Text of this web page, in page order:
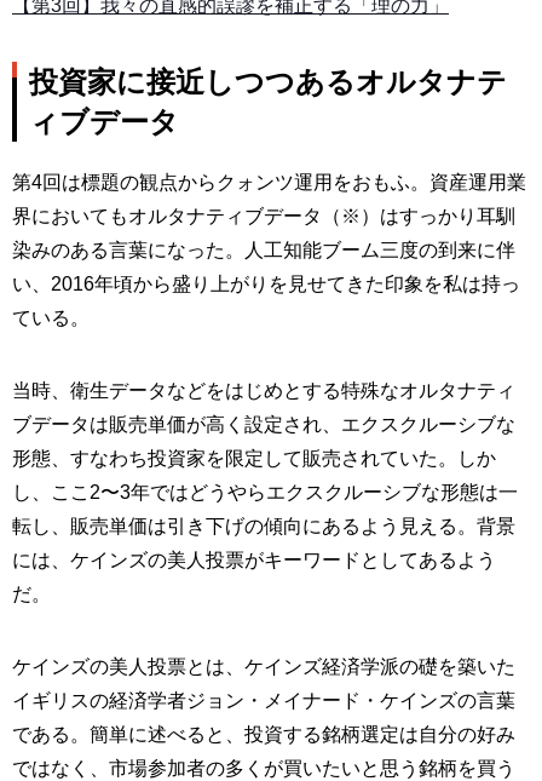
【第3回】我々の直感的誤謬を補正する「理の力」
投資家に接近しつつあるオルタナテ
ィブデータ
第4回は標題の観点からクォンツ運用をおもふ。資産運用業
界においてもオルタナティブデータ（※）はすっかり耳馴
染みのある言葉になった。人工知能ブーム三度の到来に伴
い、2016年頃から盛り上がりを見せてきた印象を私は持っ
ている。
当時、衛生データなどをはじめとする特殊なオルタナティ
ブデータは販売単価が高く設定され、エクスクルーシブな
形態、すなわち投資家を限定して販売されていた。しか
し、ここ2〜3年ではどうやらエクスクルーシブな形態は一
転し、販売単価は引き下げの傾向にあるよう見える。背景
には、ケインズの美人投票がキーワードとしてあるよう
だ。
ケインズの美人投票とは、ケインズ経済学派の礎を築いた
イギリスの経済学者ジョン・メイナード・ケインズの言葉
である。簡単に述べると、投資する銘柄選定は自分の好み
ではなく、市場参加者の多くが買いたいと思う銘柄を買う